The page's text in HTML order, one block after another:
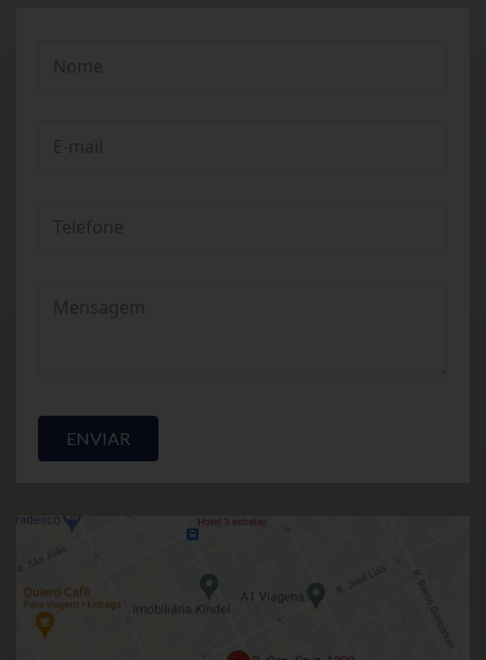
ENVIAR